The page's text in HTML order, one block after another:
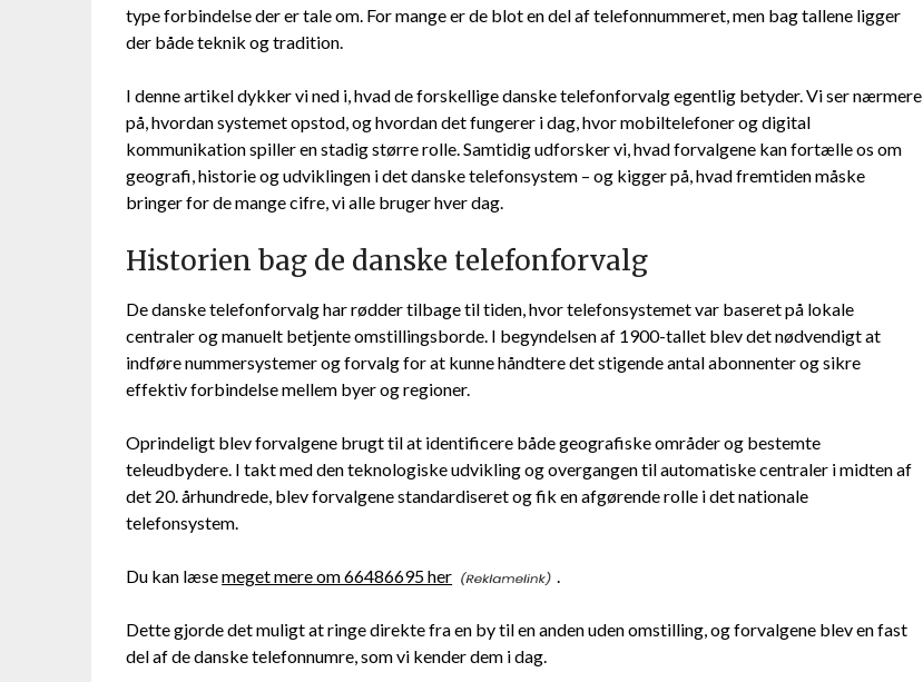
type forbindelse der er tale om. For mange er de blot en del af telefonnummeret, men bag tallene ligger
der både teknik og tradition.
I denne artikel dykker vi ned i, hvad de forskellige danske telefonforvalg egentlig betyder. Vi ser nærmere
på, hvordan systemet opstod, og hvordan det fungerer i dag, hvor mobiltelefoner og digital
kommunikation spiller en stadig større rolle. Samtidig udforsker vi, hvad forvalgene kan fortælle os om
geografi, historie og udviklingen i det danske telefonsystem – og kigger på, hvad fremtiden måske
bringer for de mange cifre, vi alle bruger hver dag.
Historien bag de danske telefonforvalg
De danske telefonforvalg har rødder tilbage til tiden, hvor telefonsystemet var baseret på lokale
centraler og manuelt betjente omstillingsborde. I begyndelsen af 1900-tallet blev det nødvendigt at
indføre nummersystemer og forvalg for at kunne håndtere det stigende antal abonnenter og sikre
effektiv forbindelse mellem byer og regioner.
Oprindeligt blev forvalgene brugt til at identificere både geografiske områder og bestemte
teleudbydere. I takt med den teknologiske udvikling og overgangen til automatiske centraler i midten af
det 20. århundrede, blev forvalgene standardiseret og fik en afgørende rolle i det nationale
telefonsystem.
Du kan læsemeget mere om 66486695 her .
Dette gjorde det muligt at ringe direkte fra en by til en anden uden omstilling, og forvalgene blev en fast
del af de danske telefonnumre, som vi kender dem i dag.